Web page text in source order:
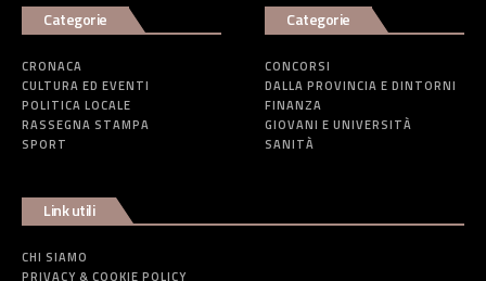
Categorie
CRONACA
CULTURA ED EVENTI
POLITICA LOCALE
RASSEGNA STAMPA
SPORT
Categorie
CONCORSI
DALLA PROVINCIA E DINTORNI
FINANZA
GIOVANI E UNIVERSITÀ
SANITÀ
Link utili
CHI SIAMO
PRIVACY & COOKIE POLICY